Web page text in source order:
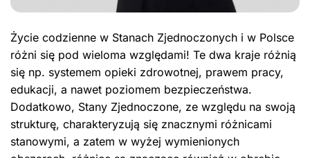
Życie codzienne w Stanach Zjednoczonych i w Polsce
różni się pod wieloma względami! Te dwa kraje różnią
się np. systemem opieki zdrowotnej, prawem pracy,
edukacji, a nawet poziomem bezpieczeństwa.
Dodatkowo, Stany Zjednoczone, ze względu na swoją
strukturę, charakteryzują się znacznymi różnicami
stanowymi, a zatem w wyżej wymienionych